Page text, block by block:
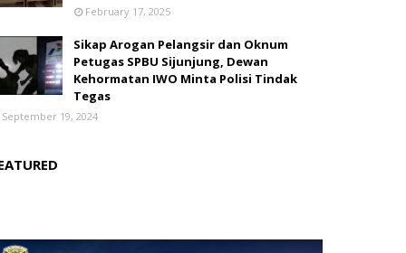
February 17, 2025
Sikap Arogan Pelangsir dan Oknum
Petugas SPBU Sijunjung, Dewan
Kehormatan IWO Minta Polisi Tindak
Tegas
September 19, 2024